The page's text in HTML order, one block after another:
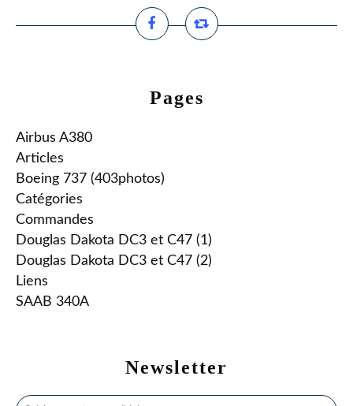
Newsletter
Pages
Airbus A380
Articles
Boeing 737 (403photos)
Catégories
Commandes
Douglas Dakota DC3 et C47 (1)
Douglas Dakota DC3 et C47 (2)
Liens
SAAB 340A